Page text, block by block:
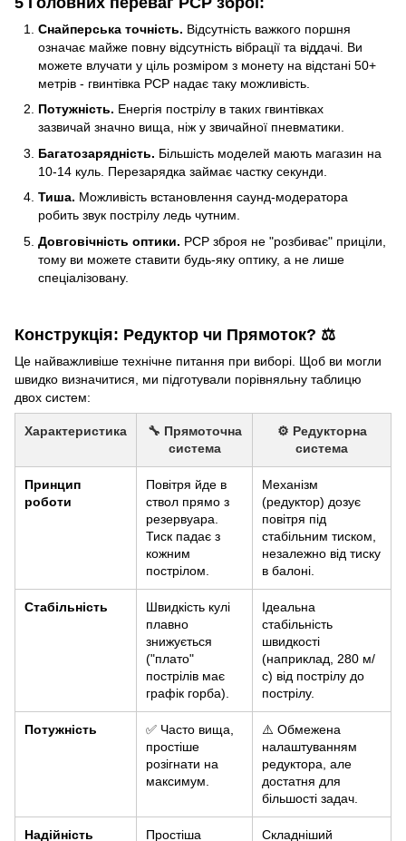
Снайперська точність. Відсутність важкого поршня
означає майже повну відсутність вібрації та віддачі. Ви
можете влучати у ціль розміром з монету на відстані 50+
метрів - гвинтівка PCP надає таку можливість.
Потужність. Енергія пострілу в таких гвинтівках
зазвичай значно вища, ніж у звичайної пневматики.
Багатозарядність. Більшість моделей мають магазин на
10-14 куль. Перезарядка займає частку секунди.
Тиша. Можливість встановлення саунд-модератора
робить звук пострілу ледь чутним.
Довговічність оптики. PCP зброя не "розбиває" приціли,
тому ви можете ставити будь-яку оптику, а не лише
спеціалізовану.
Конструкція: Редуктор чи Прямоток? ⚖️
Це найважливіше технічне питання при виборі. Щоб ви могли
швидко визначитися, ми підготували порівняльну таблицю
двох систем:
Характеристика
🔧 Прямоточна
система
⚙️ Редукторна
система
Принцип
роботи
Повітря йде в
ствол прямо з
резервуара.
Тиск падає з
кожним
пострілом.
Механізм
(редуктор) дозує
повітря під
стабільним тиском,
незалежно від тиску
в балоні.
Стабільність
Швидкість кулі
плавно
знижується
("плато"
пострілів має
графік горба).
Ідеальна
стабільність
швидкості
(наприклад, 280 м/
с) від пострілу до
пострілу.
Потужність
✅ Часто вища,
простіше
розігнати на
максимум.
⚠️ Обмежена
налаштуванням
редуктора, але
достатня для
більшості задач.
Надійність
Простіша
Складніший